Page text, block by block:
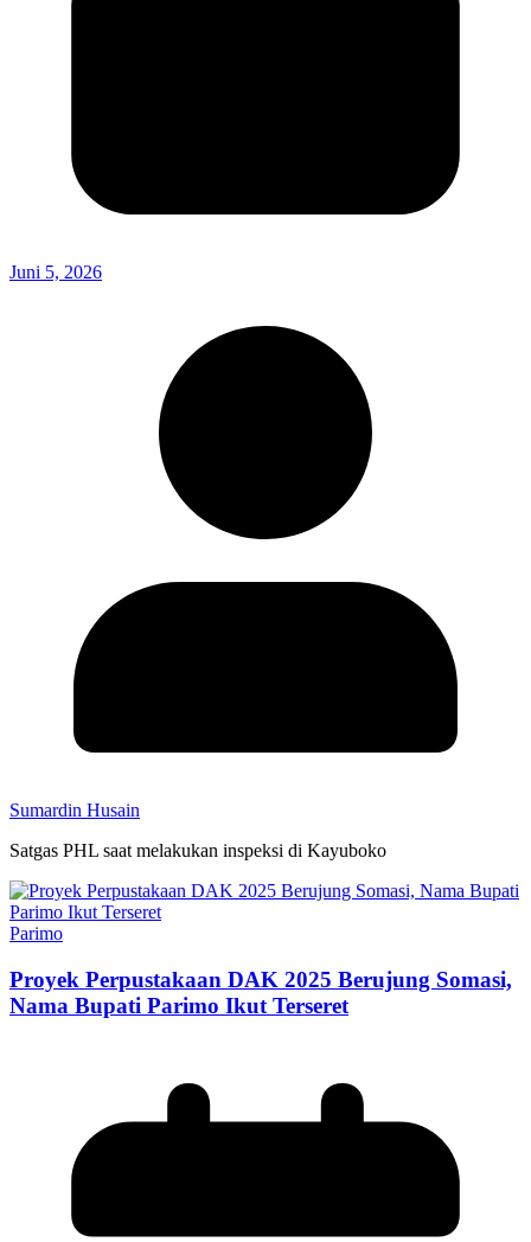
Juni 5, 2026
Sumardin Husain
Satgas PHL saat melakukan inspeksi di Kayuboko
Parimo
Proyek Perpustakaan DAK 2025 Berujung Somasi,
Nama Bupati Parimo Ikut Terseret